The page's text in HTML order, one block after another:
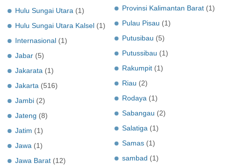
Hulu Sungai Utara (1)
Hulu Sungai Utara Kalsel (1)
Internasional (1)
Jabar (5)
Jakarata (1)
Jakarta (516)
Jambi (2)
Jateng (8)
Jatim (1)
Jawa (1)
Jawa Barat (12)
Provinsi Kalimantan Barat (1)
Pulau Pisau (1)
Putusibau (5)
Putussibau (1)
Rakumpit (1)
Riau (2)
Rodaya (1)
Sabangau (2)
Salatiga (1)
Samas (1)
sambad (1)